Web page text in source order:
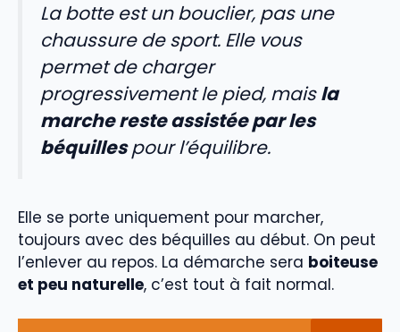
La botte est un bouclier, pas une
chaussure de sport. Elle vous
permet de charger
progressivement le pied, maisla
marche reste assistée par les
béquillespour l’équilibre.
Elle se porte uniquement pour marcher,
toujours avec des béquilles au début. On peut
l’enlever au repos. La démarche sera boiteuse
et peu naturelle, c’est tout à fait normal.